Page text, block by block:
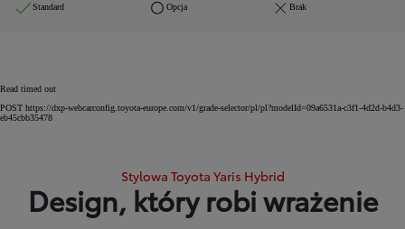
Standard
Opcja Brak
Read timed out
POST https://dxp-webcarconfig.toyota-europe.com/v1/grade-selector/pl/pl?modelId=09a6531a-c3f1-4d2d-b4d3-
eb45cbb35478
Stylowa Toyota Yaris Hybrid
Design, który robi wrażenie